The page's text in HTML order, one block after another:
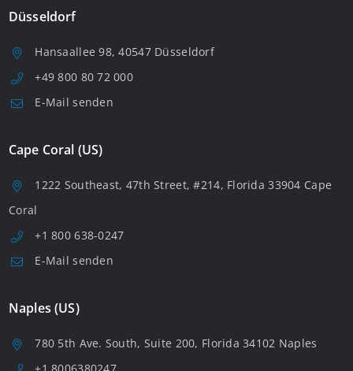
Düsseldorf
Hansaallee 98, 40547 Düsseldorf
+49 800 80 72 000
E-Mail senden
Cape Coral (US)
1222 Southeast, 47th Street, #214, Florida 33904 Cape
Coral
+1 800 638-0247
E-Mail senden
Naples (US)
780 5th Ave. South, Suite 200, Florida 34102 Naples
+1 8006380247